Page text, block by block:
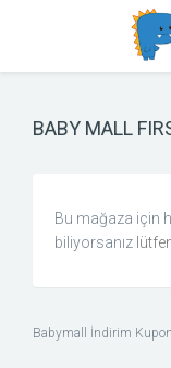
navigation
BABY MALL
Bu mağaza için
biliyorsanız
Babymall İndirim